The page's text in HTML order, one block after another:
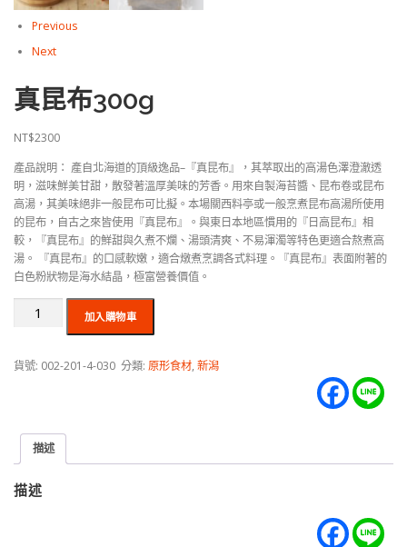
Previous
Next
真昆布300g
NT$2300
產品說明： 產自北海道的頂級逸品–『真昆布』，其萃取出的高湯色澤澄澈透
明，滋味鮮美甘甜，散發著溫厚美味的芳香。用來自製海苔醬、昆布卷或昆布
高湯，其美味絕非一般昆布可比擬。本場關西料亭或一般烹煮昆布高湯所使用
的昆布，自古之來皆使用『真昆布』。與東日本地區慣用的『日高昆布』相
較，『真昆布』的鮮甜與久煮不爛、湯頭清爽、不易渾濁等特色更適合熬煮高
湯。 『真昆布』的口感軟嫩，適合燉煮烹調各式料理。『真昆布』表面附著的
白色粉狀物是海水結晶，極富營養價值。
加入購物車
貨號: 002-201-4-030 分類: 原形食材, 新潟
描述
描述